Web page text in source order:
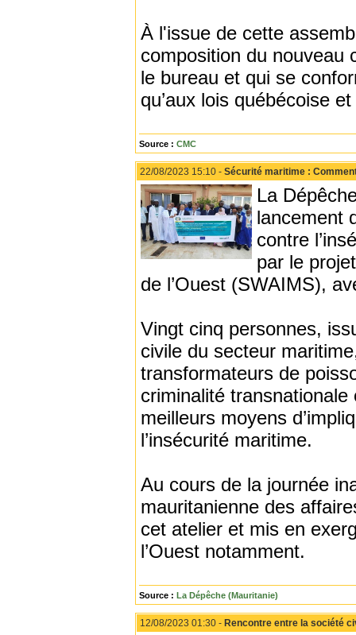
À l'issue de cette
composition du nouveau
le bureau et qui se
qu’aux lois québécoise
Source : CMC
22/08/2023 15:10 - Sécurité maritime :
La
lancement
contre
par le
de l’Ouest (SWAIMS),
Vingt cinq personnes,
civile du secteur
transformateurs de
criminalité
meilleurs moyens
l’insécurité maritime.
Au cours de la journée
mauritanienne des
cet atelier et mis en
l’Ouest notamment.
Source : La Dépêche (Mauritanie)
12/08/2023 01:30 - Rencontre entre la société